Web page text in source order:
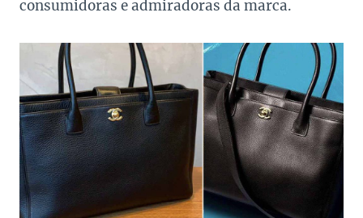
consumidoras e admiradoras da marca.